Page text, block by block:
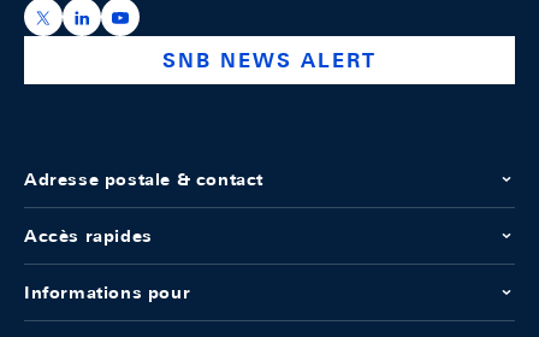
https://x.com/snb_bns
https://ch.linkedin.com/company/swiss-national-
https://www.youtube.com/@swissnationalbank
SNB NEWS ALERT
Adresse postale & contact
Accès rapides
Informations pour